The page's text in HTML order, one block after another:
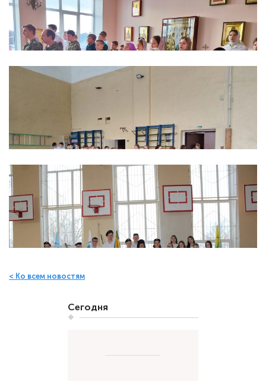
< Ко всем новостям
Сегодня